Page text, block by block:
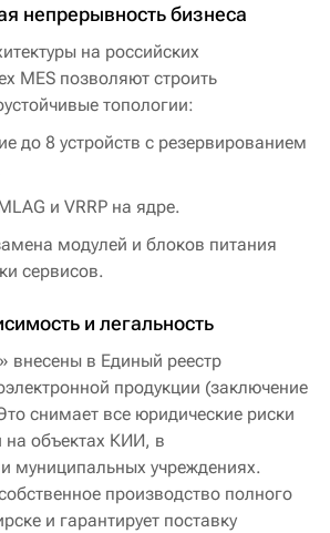
непрерывность бизнеса
на российских
MES позволяют строить
топологии:
до 8 устройств с резервированием
и VRRP на ядре.
модулей и блоков питания
сервисов.
и легальность
внесены в Единый реестр
продукции (заключение
снимает все юридические риски
на объектах КИИ, в
муниципальных учреждениях.
производство полного
и гарантирует поставку